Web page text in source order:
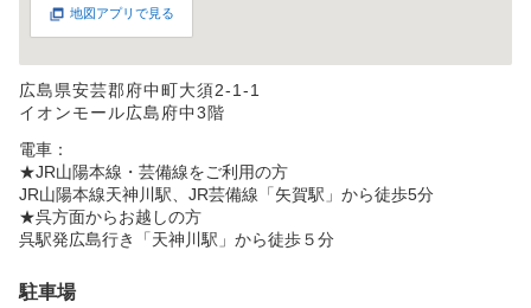
地図アプリで見る
広島県安芸郡府中町大須2-1-1
イオンモール広島府中3階
電車：
★JR山陽本線・芸備線をご利用の方
JR山陽本線天神川駅、JR芸備線「矢賀駅」から徒歩5分
★呉方面からお越しの方
呉駅発広島行き「天神川駅」から徒歩５分
駐車場